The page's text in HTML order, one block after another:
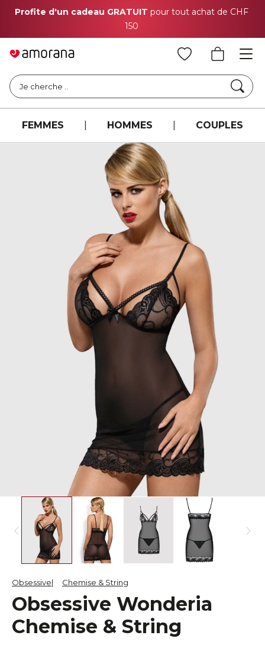
Profite d'un cadeau GRATUIT pour tout achat de CHF
150
Je cherche ..
FEMMES HOMMES COUPLES
Obsessive Chemise & String
Obsessive Wonderia
Chemise & String